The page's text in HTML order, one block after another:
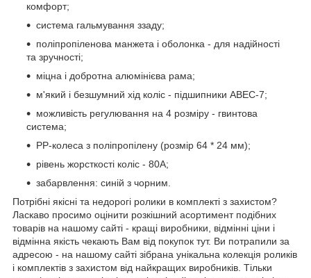
комфорт;
система гальмування ззаду;
поліпропіленова манжета і оболонка - для надійності
та зручності;
міцна і добротна алюмінієва рама;
м'який і безшумний хід коліс - підшипники ABEC-7;
можливість регулювання на 4 розміру - гвинтова
система;
РР-колеса з поліпропілену (розмір 64 * 24 мм);
рівень жорсткості коліс - 80А;
забарвлення: синій з чорним.
Потрібні якісні та недорогі ролики в комплекті з захистом?
Ласкаво просимо оцінити розкішний асортимент подібних
товарів на нашому сайті - кращі виробники, відмінні ціни і
відмінна якість чекають Вам від покупок тут. Ви потрапили за
адресою - на нашому сайті зібрана унікальна колекція роликів
і комплектів з захистом від найкращих виробників. Тільки